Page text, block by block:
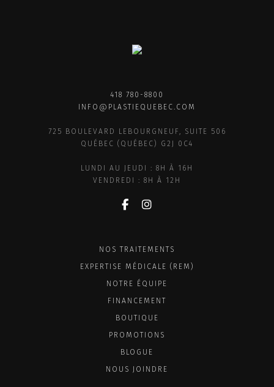
418 780-8800
INFO@PLASTIEQUEBEC.COM
725 BOULEVARD LEBOURGNEUF, SUITE 506
QUÉBEC (QUÉBEC) G2J 0C4
LUNDI AU JEUDI : 8H À 16H
VENDREDI : 8H À 12H
NOS TRAITEMENTS
EXPERTISE MÉDICALE (REM)
NOTRE ÉQUIPE
FINANCEMENT
BOUTIQUE
PROMOTIONS
BLOGUE
NOUS JOINDRE